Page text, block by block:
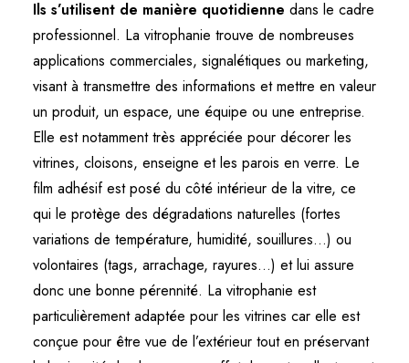
Ils s’utilisent de manière quotidienne dans le cadre
professionnel. La vitrophanie trouve de nombreuses
applications commerciales, signalétiques ou marketing,
visant à transmettre des informations et mettre en valeur
un produit, un espace, une équipe ou une entreprise.
Elle est notamment très appréciée pour décorer les
vitrines, cloisons, enseigne et les parois en verre. Le
film adhésif est posé du côté intérieur de la vitre, ce
qui le protège des dégradations naturelles (fortes
variations de température, humidité, souillures…) ou
volontaires (tags, arrachage, rayures…) et lui assure
donc une bonne pérennité. La vitrophanie est
particulièrement adaptée pour les vitrines car elle est
conçue pour être vue de l’extérieur tout en préservant